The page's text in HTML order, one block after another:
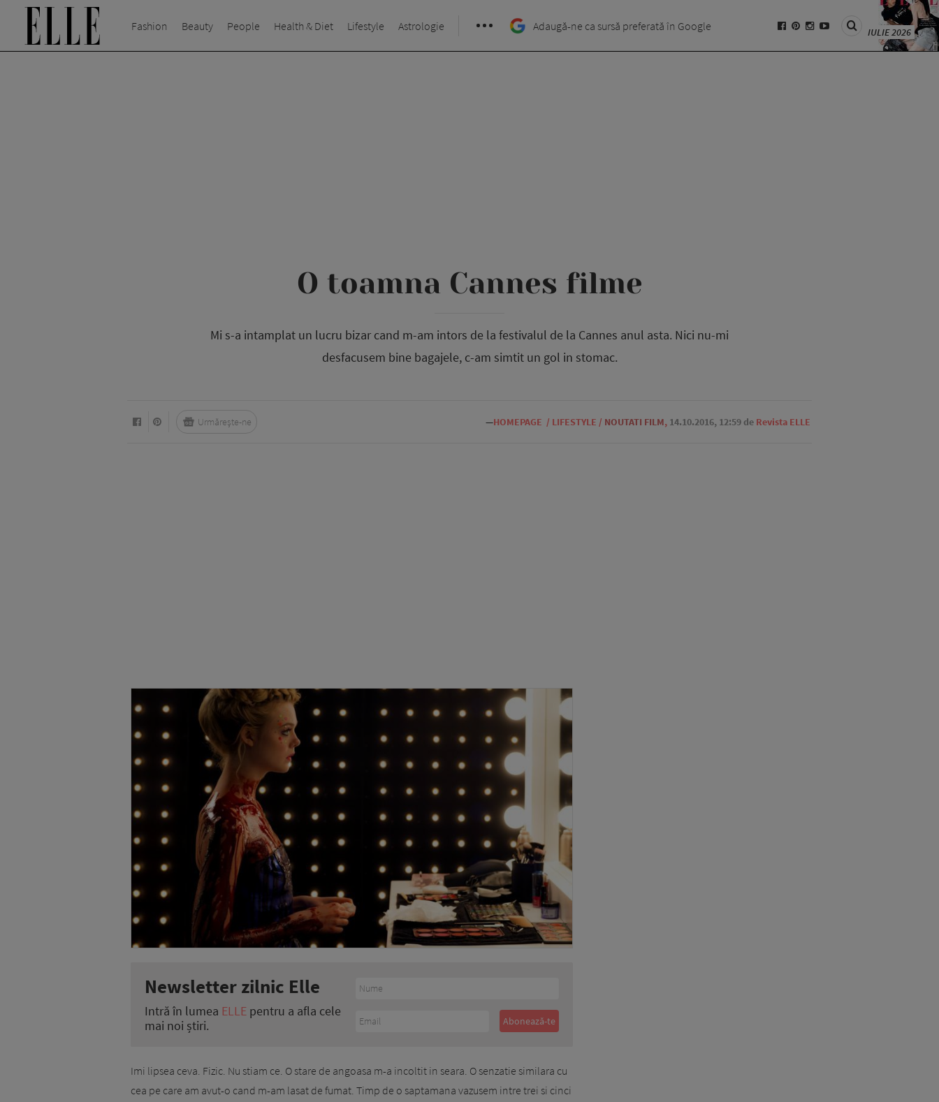
Fashion Beauty People Health & Diet Lifestyle Astrologie Adaugă-ne ca sursă preferată în Google IULIE 2026
O toamna Cannes filme
Mi s-a intamplat un lucru bizar cand m-am intors de la festivalul de la Cannes anul asta. Nici nu-mi
desfacusem bine bagajele, c-am simtit un gol in stomac.
—HOMEPAGE / LIFESTYLE / NOUTATI FILM, 14.10.2016, 12:59 de Revista ELLE
Urmărește-ne
Newsletter zilnic Elle
Intră în lumea ELLE pentru a afla cele
mai noi știri.
Imi lipsea ceva. Fizic. Nu stiam ce. O stare de angoasa m-a incoltit in seara. O senzatie similara cu
cea pe care am avut-o cand m-am lasat de fumat. Timp de o saptamana vazusem intre trei si cinci